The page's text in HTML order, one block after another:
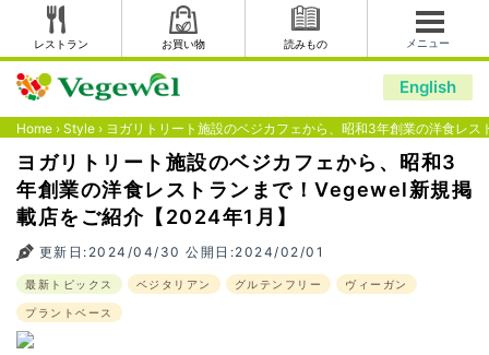
レストラン お買い物 読みもの メニュー
English
Home › Style › ヨガリトリート施設のベジカフェから、昭和3年創業の洋食レ
ヨガリトリート施設のベジカフェから、昭和3
年創業の洋食レストランまで！Vegewel新規掲
載店をご紹介【2024年1月】
更新日:2024/04/30 公開日:2024/02/01
最新トピックス ベジタリアン グルテンフリー ヴィーガン
プラントベース